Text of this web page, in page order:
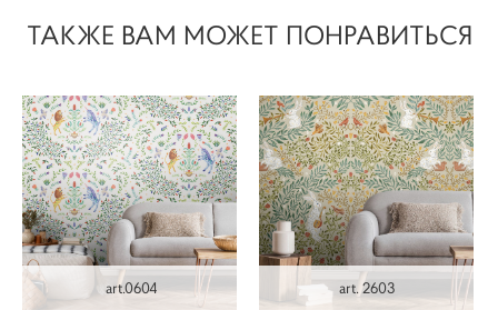
ТАКЖЕ ВАМ МОЖЕТ ПОНРАВИТЬСЯ
art.0604 art. 2603